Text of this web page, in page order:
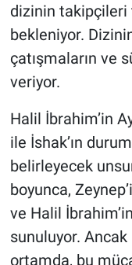
dizinin takipçileri
bekleniyor.
çatışmaların ve
veriyor.
Halil İbrahim’in
ile İshak’ın
belirleyecek
boyunca,
ve Halil
sunuluyor.
ortamda, bu